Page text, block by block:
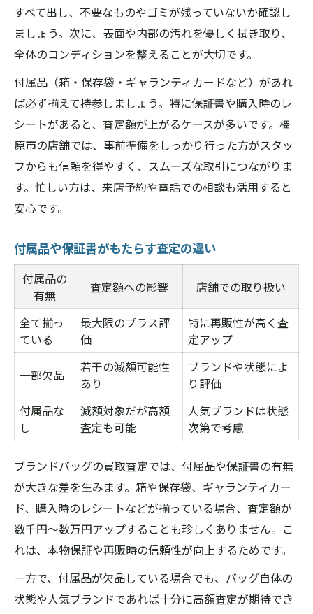
すべて出し、不要なものやゴミが残っていないか確認し
ましょう。次に、表面や内部の汚れを優しく拭き取り、
全体のコンディションを整えることが大切です。
付属品（箱・保存袋・ギャランティカードなど）があれ
ば必ず揃えて持参しましょう。特に保証書や購入時のレ
シートがあると、査定額が上がるケースが多いです。橿
原市の店舗では、事前準備をしっかり行った方がスタッ
フからも信頼を得やすく、スムーズな取引につながりま
す。忙しい方は、来店予約や電話での相談も活用すると
安心です。
付属品や保証書がもたらす査定の違い
付属品の
有無
査定額への影響 店舗での取り扱い
全て揃っ
ている
最大限のプラス評
価
特に再販性が高く査
定アップ
一部欠品
若干の減額可能性
あり
ブランドや状態によ
り評価
付属品な
し
減額対象だが高額
査定も可能
人気ブランドは状態
次第で考慮
ブランドバッグの買取査定では、付属品や保証書の有無
が大きな差を生みます。箱や保存袋、ギャランティカー
ド、購入時のレシートなどが揃っている場合、査定額が
数千円〜数万円アップすることも珍しくありません。こ
れは、本物保証や再販時の信頼性が向上するためです。
一方で、付属品が欠品している場合でも、バッグ自体の
状態や人気ブランドであれば十分に高額査定が期待でき